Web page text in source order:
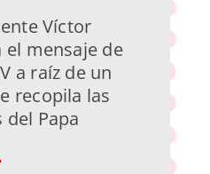
Víctor
el mensaje de
a raíz de un
recopila las
Papa